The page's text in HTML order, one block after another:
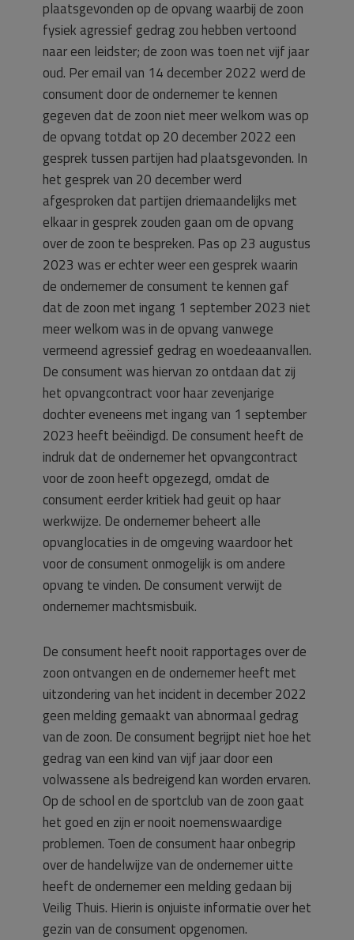
plaatsgevonden op de opvang waarbij de zoon
fysiek agressief gedrag zou hebben vertoond
naar een leidster; de zoon was toen net vijf jaar
oud. Per email van 14 december 2022 werd de
consument door de ondernemer te kennen
gegeven dat de zoon niet meer welkom was op
de opvang totdat op 20 december 2022 een
gesprek tussen partijen had plaatsgevonden. In
het gesprek van 20 december werd
afgesproken dat partijen driemaandelijks met
elkaar in gesprek zouden gaan om de opvang
over de zoon te bespreken. Pas op 23 augustus
2023 was er echter weer een gesprek waarin
de ondernemer de consument te kennen gaf
dat de zoon met ingang 1 september 2023 niet
meer welkom was in de opvang vanwege
vermeend agressief gedrag en woedeaanvallen.
De consument was hiervan zo ontdaan dat zij
het opvangcontract voor haar zevenjarige
dochter eveneens met ingang van 1 september
2023 heeft beëindigd. De consument heeft de
indruk dat de ondernemer het opvangcontract
voor de zoon heeft opgezegd, omdat de
consument eerder kritiek had geuit op haar
werkwijze. De ondernemer beheert alle
opvanglocaties in de omgeving waardoor het
voor de consument onmogelijk is om andere
opvang te vinden. De consument verwijt de
ondernemer machtsmisbuik.
De consument heeft nooit rapportages over de
zoon ontvangen en de ondernemer heeft met
uitzondering van het incident in december 2022
geen melding gemaakt van abnormaal gedrag
van de zoon. De consument begrijpt niet hoe het
gedrag van een kind van vijf jaar door een
volwassene als bedreigend kan worden ervaren.
Op de school en de sportclub van de zoon gaat
het goed en zijn er nooit noemenswaardige
problemen. Toen de consument haar onbegrip
over de handelwijze van de ondernemer uitte
heeft de ondernemer een melding gedaan bij
Veilig Thuis. Hierin is onjuiste informatie over het
gezin van de consument opgenomen.